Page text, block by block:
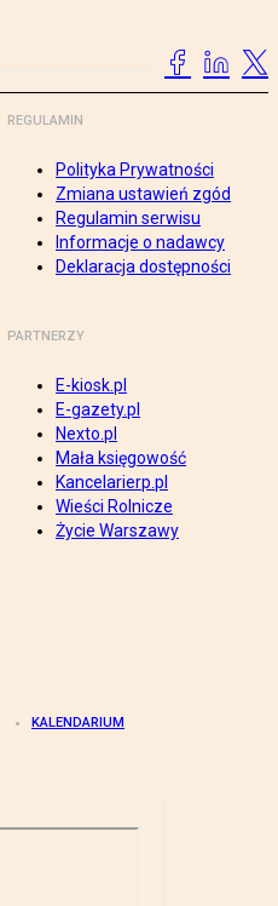
REGULAMIN
Polityka Prywatności
Zmiana ustawień zgód
Regulamin serwisu
Informacje o nadawcy
Deklaracja dostępności
PARTNERZY
E-kiosk.pl
E-gazety.pl
Nexto.pl
Mała księgowość
Kancelarierp.pl
Wieści Rolnicze
Życie Warszawy
KALENDARIUM